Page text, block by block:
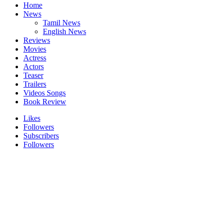
Home
News
Tamil News
English News
Reviews
Movies
Actress
Actors
Teaser
Trailers
Videos Songs
Book Review
Likes
Followers
Subscribers
Followers